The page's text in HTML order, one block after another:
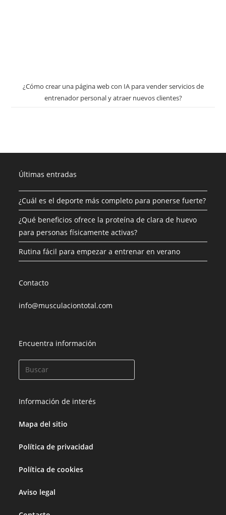
¿Cómo crear una página web con IA para vender servicios de
entrenador personal y atraer nuevos clientes?
Últimas entradas
¿Cuál es el deporte más completo para ponerse fuerte?
¿Qué beneficios ofrece la proteína de clara de huevo
para personas físicamente activas?
Rutina fácil para empezar a entrenar en verano
Contacto
info@musculaciontotal.com
Encuentra información
Información de interés
Mapa del sitio
Política de privacidad
Política de cookies
Aviso legal